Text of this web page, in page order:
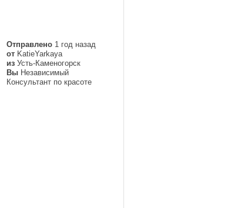
Отправлено 1 год назад
от KatieYarkaya
из Усть-Каменогорск
Вы Независимый
Консультант по красоте